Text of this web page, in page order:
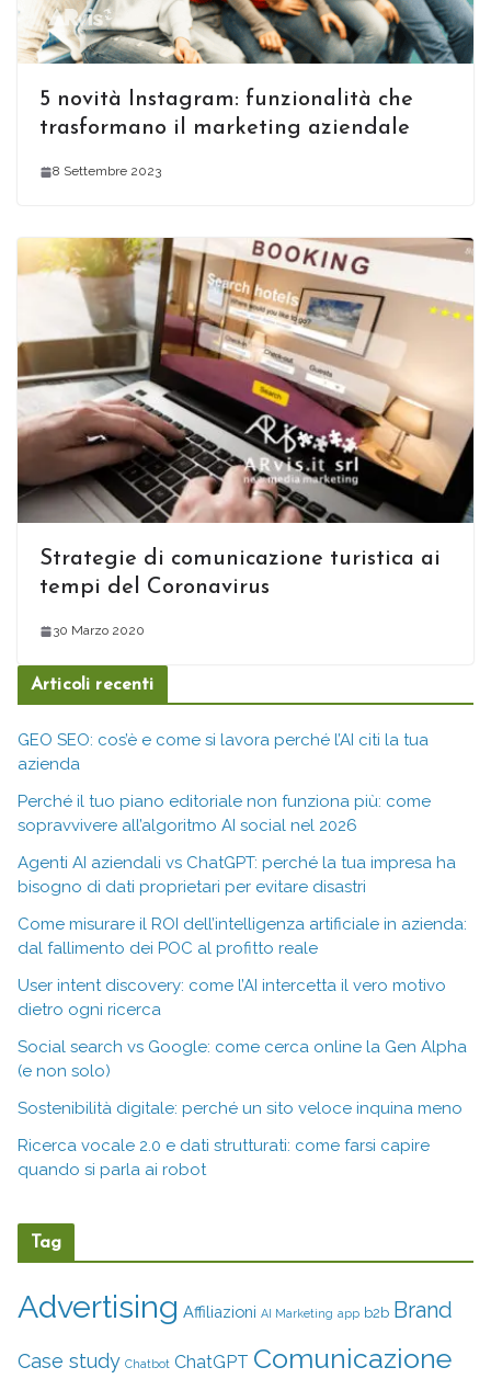
5 novità Instagram: funzionalità che
trasformano il marketing aziendale
8 Settembre 2023
Strategie di comunicazione turistica ai
tempi del Coronavirus
30 Marzo 2020
Articoli recenti
GEO SEO: cos’è e come si lavora perché l’AI citi la tua
azienda
Perché il tuo piano editoriale non funziona più: come
sopravvivere all’algoritmo AI social nel 2026
Agenti AI aziendali vs ChatGPT: perché la tua impresa ha
bisogno di dati proprietari per evitare disastri
Come misurare il ROI dell’intelligenza artificiale in azienda:
dal fallimento dei POC al profitto reale
User intent discovery: come l’AI intercetta il vero motivo
dietro ogni ricerca
Social search vs Google: come cerca online la Gen Alpha
(e non solo)
Sostenibilità digitale: perché un sito veloce inquina meno
Ricerca vocale 2.0 e dati strutturati: come farsi capire
quando si parla ai robot
Tag
Advertising Affiliazioni AI Marketing app b2b Brand
Case study Chatbot ChatGPT Comunicazione